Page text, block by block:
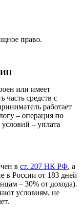
право.
ИП
или имеет
часть средств с
работает
– операция по
– уплата
в ст. 207 НК РФ, а
в России от 183 дней
– 30% от дохода).
условиям, не